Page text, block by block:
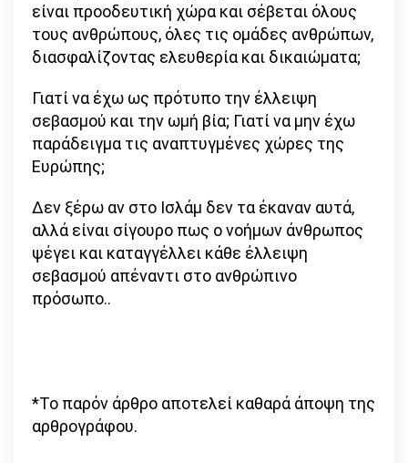
είναι προοδευτική χώρα και σέβεται όλους
τους ανθρώπους, όλες τις ομάδες ανθρώπων,
διασφαλίζοντας ελευθερία και δικαιώματα;
Γιατί να έχω ως πρότυπο την έλλειψη
σεβασμού και την ωμή βία; Γιατί να μην έχω
παράδειγμα τις αναπτυγμένες χώρες της
Ευρώπης;
Δεν ξέρω αν στο Ισλάμ δεν τα έκαναν αυτά,
αλλά είναι σίγουρο πως ο νοήμων άνθρωπος
ψέγει και καταγγέλλει κάθε έλλειψη
σεβασμού απέναντι στο ανθρώπινο
πρόσωπο..
*Το παρόν άρθρο αποτελεί καθαρά άποψη της
αρθρογράφου.